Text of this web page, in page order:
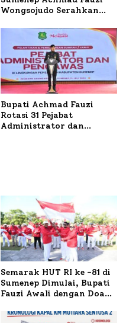
Wongsojudo Serahkan
Dua Kecamatan
Bupati Achmad Fauzi
Rotasi 31 Pejabat
Administrator dan
Semarak HUT RI ke -81 di
Sumenep Dimulai, Bupati
Fauzi Awali dengan Doa
Terbakar